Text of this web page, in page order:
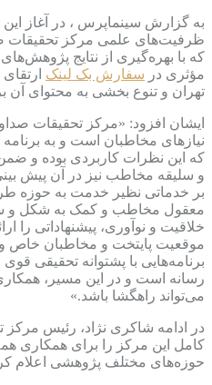
به گزارش سینماپرس ، در آغاز
ظرفیت‌های علمی مرکز تحقیقات
که با بهره‌گیری از نتایج
مؤثری در سفارش بک لینک
تهران و تنوع بخشی به محتوای آن
ایشان افزود: «مرکز تحقیقات
نیازهای مخاطبان است و به
که این نظرات کاربردی بوده و
و سلیقه مخاطب نیز در آن پیش
بر خدماتی نظیر خدمت به حوزه
معقول مخاطب و کمک به شکل و
خلاقیت و نوآوری، پیشنهاداتی را
موقعیت پایتخت و مخاطبان خاص و
برنامه‌هایی با پشتوانه تحقیقی
رسانه است و در این مسیر،
می‌تواند راهگشا باشد.»
در ادامه شاکری نژاد، رئیس مرکز
کامل این مرکز را برای همکاری
حوزه‌های مختلف پژوهشی اعلام